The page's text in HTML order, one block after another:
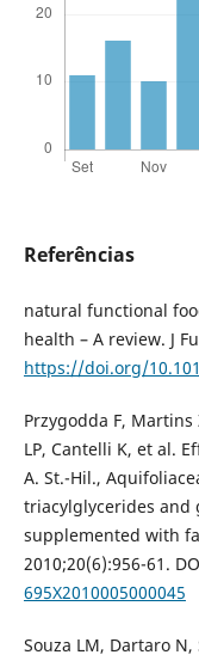
Referências
natural functional
health – A review. J
https://doi.org/
Przygodda F, Martins
LP, Cantelli K, et al.
A. St.-Hil.,
triacylglycerides and
supplemented with
2010;20(6):956-61.
695X2010005000045
Souza LM, Dartaro N,